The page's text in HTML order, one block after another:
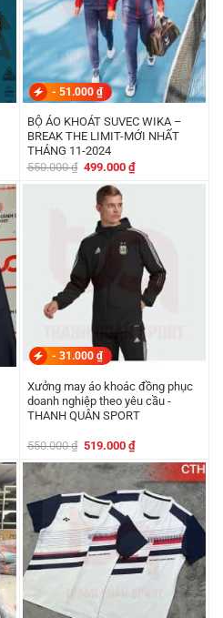
- 51.000 ₫
BỘ ÁO KHOÁT SUVEC WIKA –
BREAK THE LIMIT-MỚI NHẤT
THÁNG 11-2024
550.000₫ Giá
là:
550.000 ₫.
499.000₫Giá
- 31.000 ₫
Xưởng may áo khoác đồng phục
doanh nghiệp theo yêu cầu -
THANH QUÂN SPORT
550.000₫ Giá
là:
550.000 ₫.
519.000₫Giá
tại
là:
519.000 ₫.